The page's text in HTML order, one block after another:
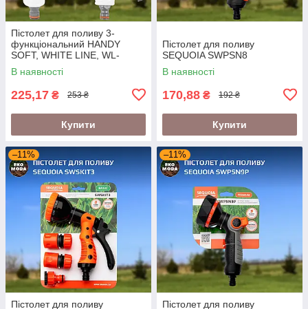
Пістолет для поливу 3-
функціональний HANDY
SOFT, WHITE LINE, WL-
EN43T
В наявності
225,17 ₴ 253 ₴
Купити
Пістолет для поливу
SEQUOIA SWPSN8
В наявності
170,88 ₴ 192 ₴
Купити
–11%
Пістолет для поливу
–11%
Пістолет для поливу